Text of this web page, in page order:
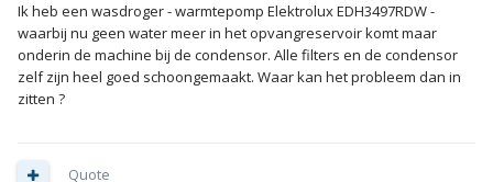
Ik heb een wasdroger - warmtepomp Elektrolux EDH3497RDW -
waarbij nu geen water meer in het opvangreservoir komt maar
onderin de machine bij de condensor. Alle filters en de condensor
zelf zijn heel goed schoongemaakt. Waar kan het probleem dan in
zitten ?
Quote